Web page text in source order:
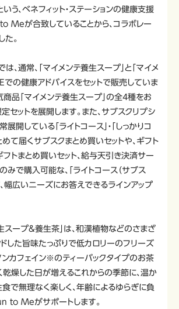
う、ベネフィット・ステーションの健康支援
Meが合致していることから、コラボレー
た。
、通常、「マイメンテ養生スープ」と「マイメ
での健康アドバイスをセットで販売していま
商品「マイメンテ養生スープ」の全4種をお
セットを展開します。また、サブスクリプシ
開している「ライトコース」・「しっかりコ
て届くサブスクまとめ買いセットや、ギフト
フトまとめ買いセット、給与天引き決済サー
のみで購入可能な、「ライトコース（サブス
、幅広いニーズにお答えできるラインアップ
スープ&養生茶」は、和漢植物などのさまざ
した旨味たっぷりで低カロリーのフリーズ
ンカフェイン※のティーバックタイプのお茶
乾燥した日が増えるこれからの季節に、温か
で無理なく楽しく、年齢によるゆらぎに負
to Meがサポートします。